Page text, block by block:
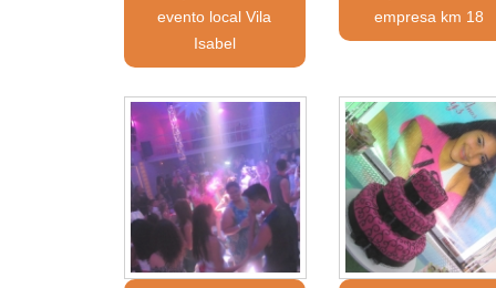
evento local Vila
Isabel
empresa km 18